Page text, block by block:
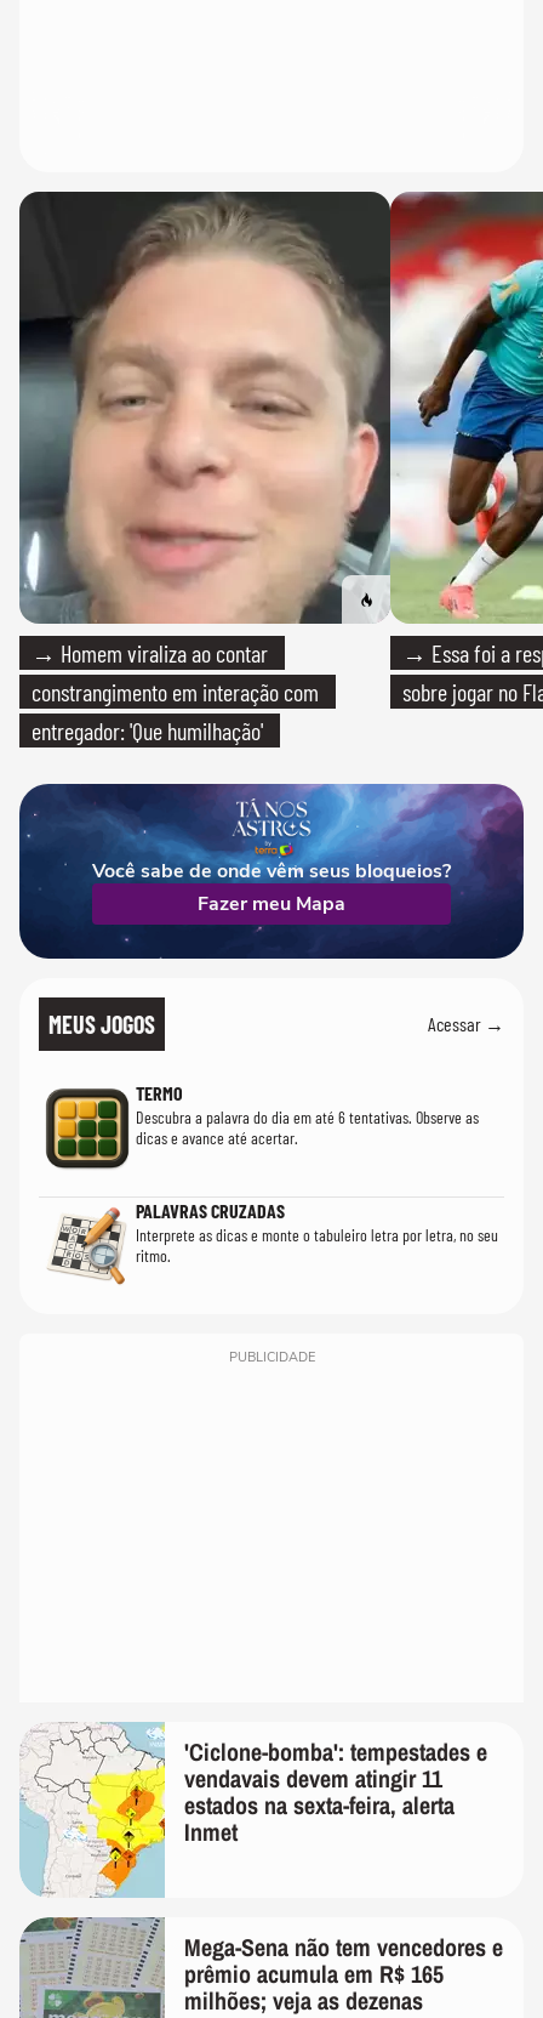
→ Homem viraliza ao contar
constrangimento em interação com
entregador: 'Que humilhação'
→ Essa foi a
sobre jogar no
Você sabe de onde vêm seus bloqueios?
Fazer meu Mapa
MEUS JOGOS Acessar →
TERMO
Descubra a palavra do dia em até 6 tentativas. Observe as
dicas e avance até acertar.
PALAVRAS CRUZADAS
Interprete as dicas e monte o tabuleiro letra por letra, no seu
ritmo.
PUBLICIDADE
'Ciclone-bomba': tempestades e
vendavais devem atingir 11
estados na sexta-feira, alerta
Inmet
Mega-Sena não tem vencedores e
prêmio acumula em R$ 165
milhões; veja as dezenas